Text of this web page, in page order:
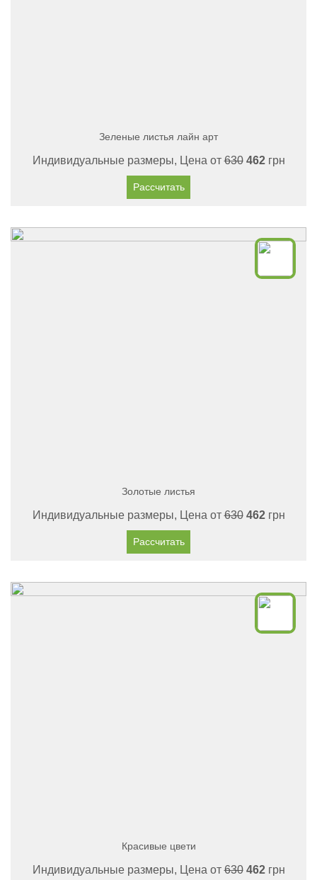
Зеленые листья лайн арт
Индивидуальные размеры, Цена от630 462грн
Рассчитать
Золотые листья
Индивидуальные размеры, Цена от630 462грн
Рассчитать
Красивые цвети
Индивидуальные размеры, Цена от630 462грн